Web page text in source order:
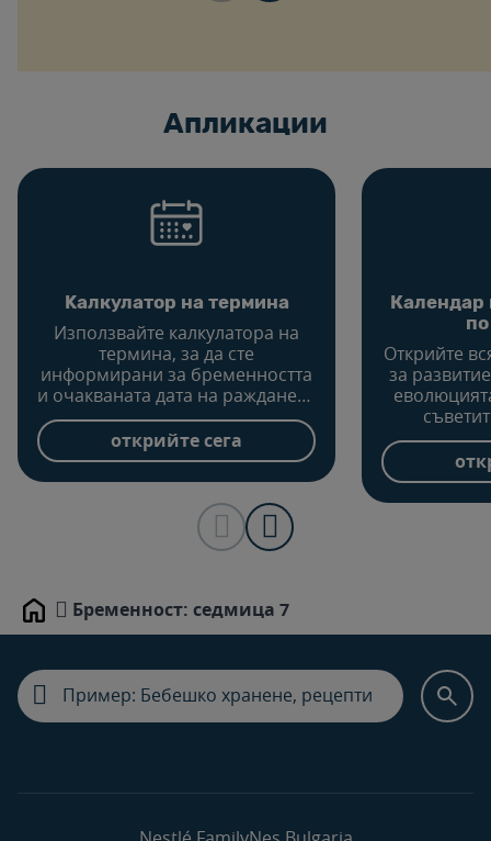
Aпликации
Kалкулатор на термина
Използвайте калкулатора на
термина, за да сте
информирани за бременността
и очакваната дата на раждането
и да научите какво трябва да
планирате за бъдещото си
бебе.
открийте сега
Календар
Открийте
за
щастлива
Home Бременност: седмица 7